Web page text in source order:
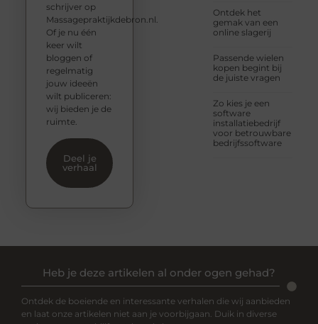
Ontdek het
gemak van een
online slagerij
Passende wielen
kopen begint bij
de juiste vragen
Zo kies je een
software
installatiebedrijf
voor betrouwbare
bedrijfssoftware
schrijver op
Massagepraktijkdebron.nl.
Of je nu één
keer wilt
bloggen of
regelmatig
jouw ideeën
wilt publiceren:
wij bieden je de
ruimte.
Deel je
verhaal
Heb je deze artikelen al onder ogen gehad?
Ontdek de boeiende en interessante verhalen die wij aanbieden
en laat onze artikelen niet aan je voorbijgaan. Duik in diverse